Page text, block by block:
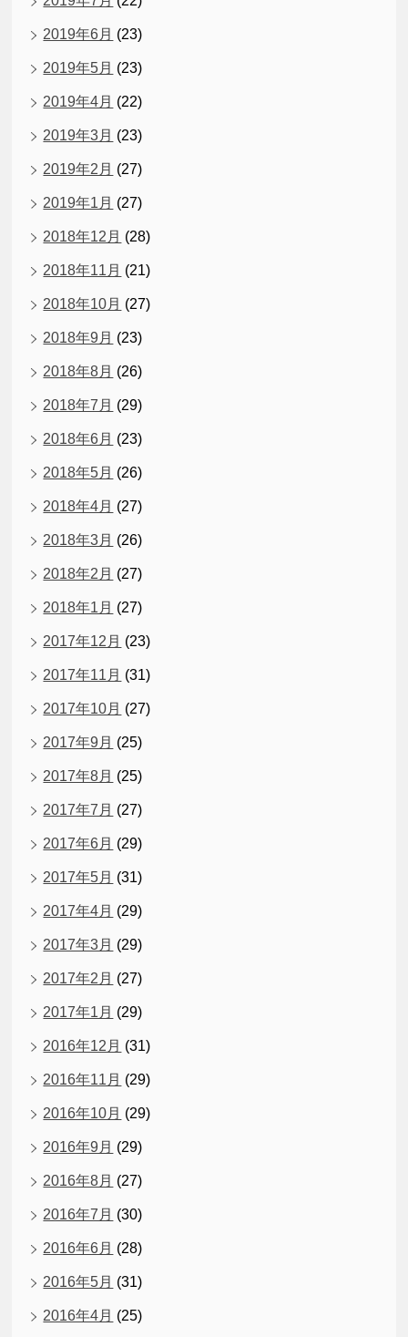
2019年6月 (23)
2019年5月 (23)
2019年4月 (22)
2019年3月 (23)
2019年2月 (27)
2019年1月 (27)
2018年12月 (28)
2018年11月 (21)
2018年10月 (27)
2018年9月 (23)
2018年8月 (26)
2018年7月 (29)
2018年6月 (23)
2018年5月 (26)
2018年4月 (27)
2018年3月 (26)
2018年2月 (27)
2018年1月 (27)
2017年12月 (23)
2017年11月 (31)
2017年10月 (27)
2017年9月 (25)
2017年8月 (25)
2017年7月 (27)
2017年6月 (29)
2017年5月 (31)
2017年4月 (29)
2017年3月 (29)
2017年2月 (27)
2017年1月 (29)
2016年12月 (31)
2016年11月 (29)
2016年10月 (29)
2016年9月 (29)
2016年8月 (27)
2016年7月 (30)
2016年6月 (28)
2016年5月 (31)
2016年4月 (25)